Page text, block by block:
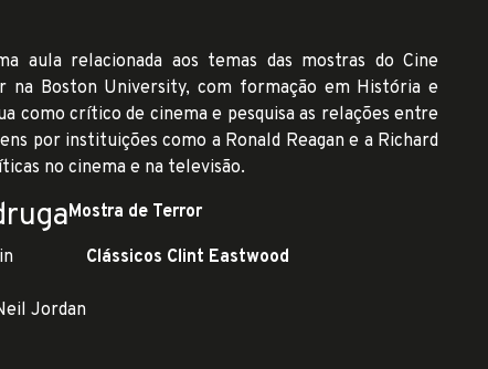
aula relacionada aos temas das mostras do Cine
na Boston University, com formação em História e
como crítico de cinema e pesquisa as relações entre
por instituições como a Ronald Reagan e a Richard
no cinema e na televisão.
Mostra de Terror
Jordan
Clássicos Clint Eastwood